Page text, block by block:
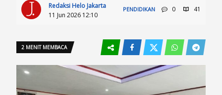
Redaksi Helo Jakarta
11 Jun 2026 12:10
PENDIDIKAN 0 41
2 MENIT MEMBACA